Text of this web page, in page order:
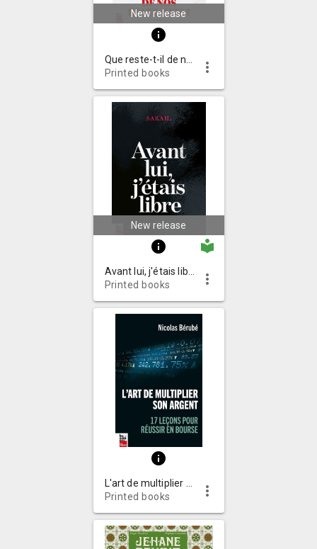
New release
info
Printed books
more_vert
New release
info local_library
Printed books
more_vert
info
Printed books
more_vert